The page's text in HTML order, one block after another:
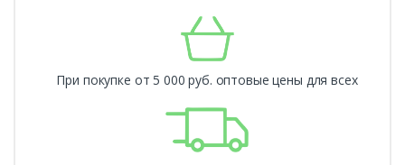
При покупке от 5 000 руб. оптовые цены для всех